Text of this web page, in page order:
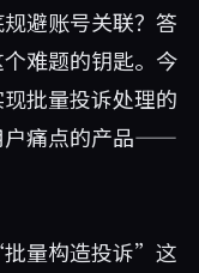
避账号关联？答
难题的钥匙。今
批量投诉处理的
户痛点的产品——
量构造投诉”这